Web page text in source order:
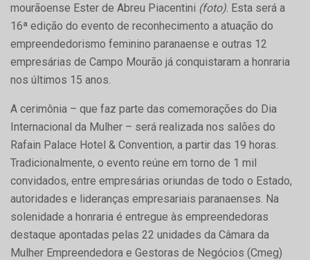
mourãoense Ester de Abreu Piacentini (foto) . Esta será a
16ª edição do evento de reconhecimento a atuação do
empreendedorismo feminino paranaense e outras 12
empresárias de Campo Mourão já conquistaram a honraria
nos últimos 15 anos.
A cerimônia – que faz parte das comemorações do Dia
Internacional da Mulher – será realizada nos salões do
Rafain Palace Hotel & Convention, a partir das 19 horas.
Tradicionalmente, o evento reúne em torno de 1 mil
convidados, entre empresárias oriundas de todo o Estado,
autoridades e lideranças empresariais paranaenses. Na
solenidade a honraria é entregue às empreendedoras
destaque apontadas pelas 22 unidades da Câmara da
Mulher Empreendedora e Gestoras de Negócios (Cmeg)